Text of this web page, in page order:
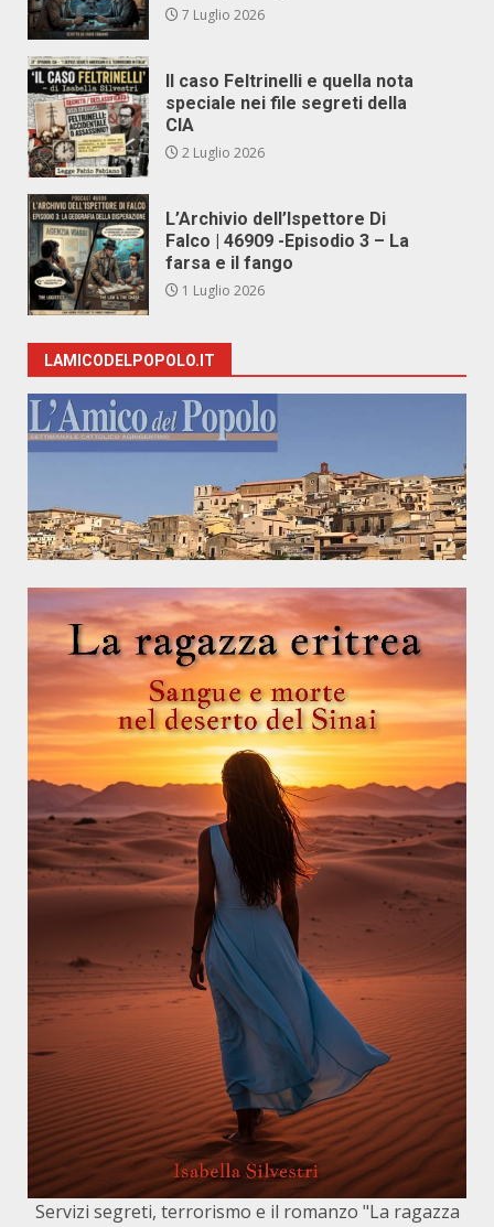
7 Luglio 2026
Il caso Feltrinelli e quella nota
speciale nei file segreti della
CIA
2 Luglio 2026
L’Archivio dell’Ispettore Di
Falco | 46909 -Episodio 3 – La
farsa e il fango
1 Luglio 2026
LAMICODELPOPOLO.IT
Servizi segreti, terrorismo e il romanzo "La ragazza